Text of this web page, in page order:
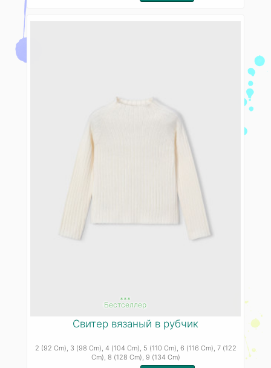
***
Бестселлер
Свитер вязаный в рубчик
2 (92 Cm) , 3 (98 Cm) , 4 (104 Cm) , 5 (110 Cm) , 6 (116 Cm) , 7 (122
Cm) , 8 (128 Cm) , 9 (134 Cm)